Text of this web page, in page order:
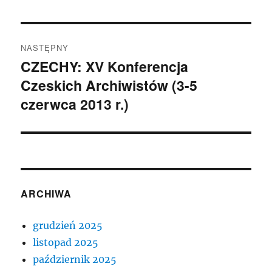
NASTĘPNY
Następny
wpis:
CZECHY: XV Konferencja
Czeskich Archiwistów (3-5
czerwca 2013 r.)
ARCHIWA
grudzień 2025
listopad 2025
październik 2025